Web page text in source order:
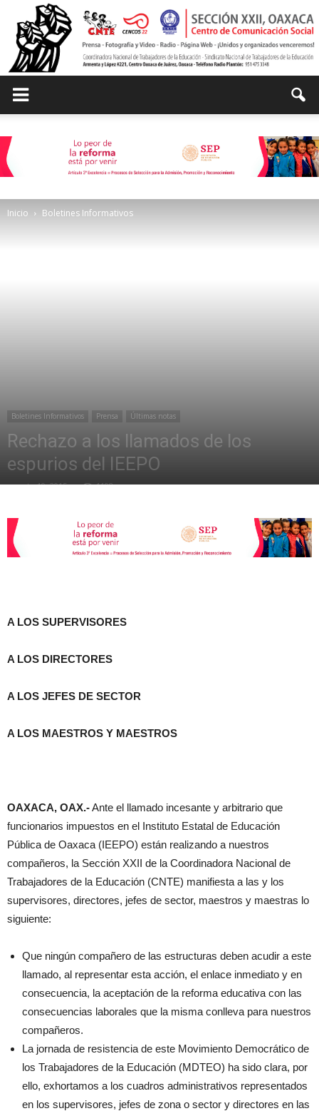
de
XXII
Inicio Boletines Informativos
Boletines Informativos Prensa Últimas notas
Rechazo a los llamados de los
espurios del IEEPO
agosto 19, 2015 1198
A LOS SUPERVISORES
A LOS DIRECTORES
A LOS JEFES DE SECTOR
A LOS MAESTROS Y MAESTROS
OAXACA, OAX.-Ante el llamado incesante y arbitrario que
funcionarios impuestos en el Instituto Estatal de Educación
Pública de Oaxaca (IEEPO) están realizando a nuestros
compañeros, la Sección XXII de la Coordinadora Nacional de
Trabajadores de la Educación (CNTE) manifiesta a las y los
supervisores, directores, jefes de sector, maestros y maestras lo
siguiente:
Que ningún compañero de las estructuras deben acudir a este
llamado, al representar esta acción, el enlace inmediato y en
consecuencia, la aceptación de la reforma educativa con las
consecuencias laborales que la misma conlleva para nuestros
compañeros.
La jornada de resistencia de este Movimiento Democrático de
los Trabajadores de la Educación (MDTEO) ha sido clara, por
ello, exhortamos a los cuadros administrativos representados
en los supervisores, jefes de zona o sector y directores en las